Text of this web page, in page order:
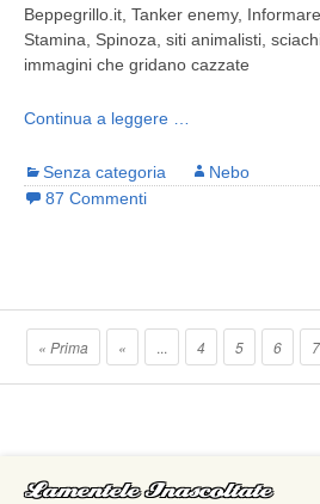
Beppegrillo.it, Tanker enemy,
Stamina, Spinoza, siti animalisti,
immagini che gridano cazzate
Continua a leggere …
Senza categoria
Nebo
87 Commenti
« Prima « ... 4 5 6 7
Lamentele Inascoltate